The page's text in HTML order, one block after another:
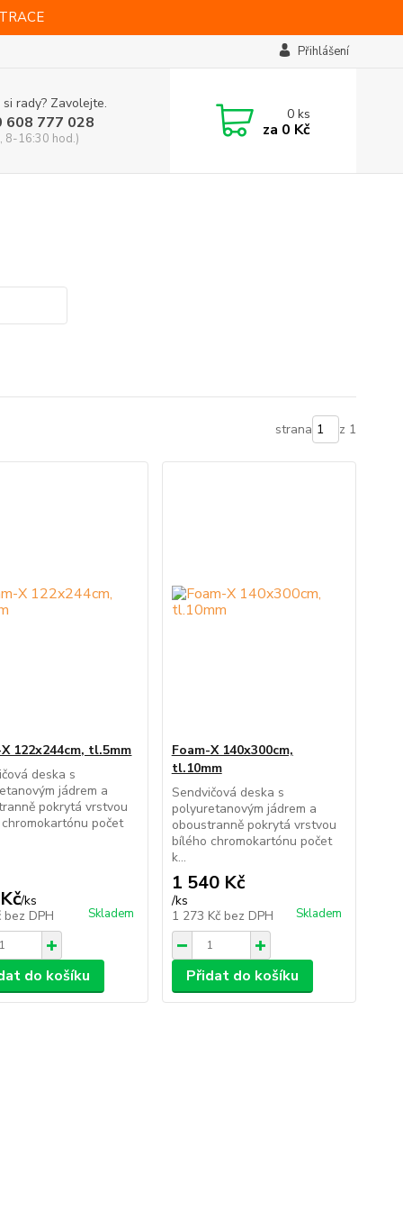
Přihlášení
rady? Zavolejte.
608 777 028
8-16:30 hod.)
0ks
za 0 Kč
strana z 1
122x244cm, tl.5mm
deska s
jádrem a
pokrytá vrstvou
počet
/ks
bez DPH Skladem
do košíku
Foam-X 140x300cm,
tl.10mm
Sendvičová deska s
polyuretanovým jádrem a
oboustranně pokrytá vrstvou
bílého chromokartónu počet
k...
1 540 Kč
/ks
1 273 Kč bez DPH Skladem
Přidat do košíku